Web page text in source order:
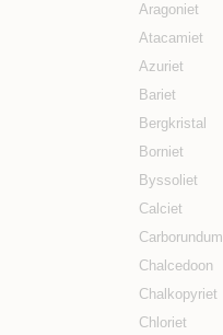
Aragoniet
Atacamiet
Azuriet
Bariet
Bergkristal
Borniet
Byssoliet
Calciet
Carborundum
Chalcedoon
Chalkopyriet
Chloriet